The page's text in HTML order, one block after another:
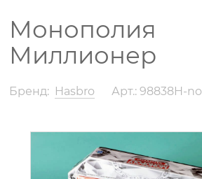
Монополия
Миллионер
Бренд: Hasbro Арт.: 98838H-no